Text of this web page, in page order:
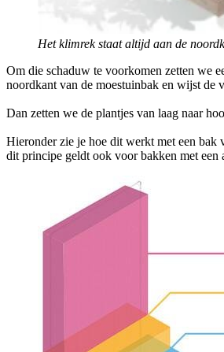
Het klimrek staat altijd aan de
Om die schaduw te voorkomen zetten we
noordkant van de moestuinbak en wijst de
Dan zetten we de plantjes van laag naar
Hieronder zie je hoe dit werkt met een bak
dit principe geldt ook voor bakken met een